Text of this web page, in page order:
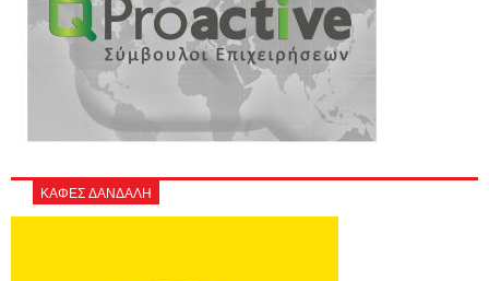
ΚΑΦΕΣ ΔΑΝΔΑΛΗ